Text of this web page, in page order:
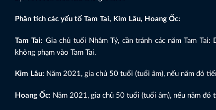
Phân tích các yếu tố Tam Tai, Kim Lâu, Hoang Ốc:
Tam Tai: Gia chủ tuổi Nhâm Tý, cần tránh các năm Tam
không phạm vào Tam Tai.
Kim Lâu: Năm 2021, gia chủ 50 tuổi (tuổi âm), nếu năm đó
Hoang Ốc: Năm 2021, gia chủ 50 tuổi (tuổi âm), nếu năm đó